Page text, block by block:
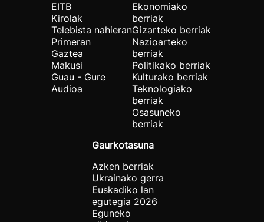
EITB
Kirolak
Telebista nahieran
Primeran
Gaztea
Makusi
Guau - Gure
Audioa
Ekonomiako
berriak
Gizarteko berriak
Nazioarteko
berriak
Politikako berriak
Kulturako berriak
Teknologiako
berriak
Osasuneko
berriak
Gaurkotasuna
Azken berriak
Ukrainako gerra
Euskadiko lan
egutegia 2026
Eguneko